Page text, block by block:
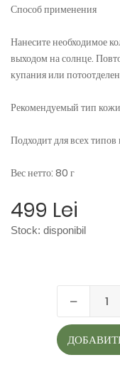
Способ применения
Нанесите необходимое
выходом на солнце.
купания или
Рекомендуемый тип кожи
Подходит для всех
Вес нетто: 80 г
499 Lei
Stock: disponibil